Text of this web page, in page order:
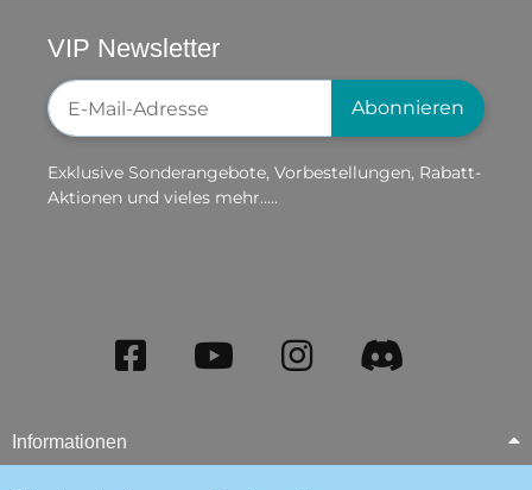
VIP Newsletter
Newsletter-Registrierung
Abonnieren
Exklusive Sonderangebote, Vorbestellungen, Rabatt-
Aktionen und vieles mehr.....
Informationen